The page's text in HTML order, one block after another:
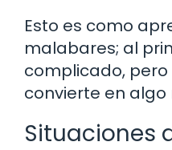
Esto es como
malabares; al
complicado,
convierte en algo
Situaciones